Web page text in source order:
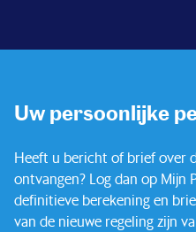
Uw persoonlijke
Heeft u bericht of brief over
ontvangen? Log dan op Mijn
definitieve berekening en
van de nieuwe regeling zijn